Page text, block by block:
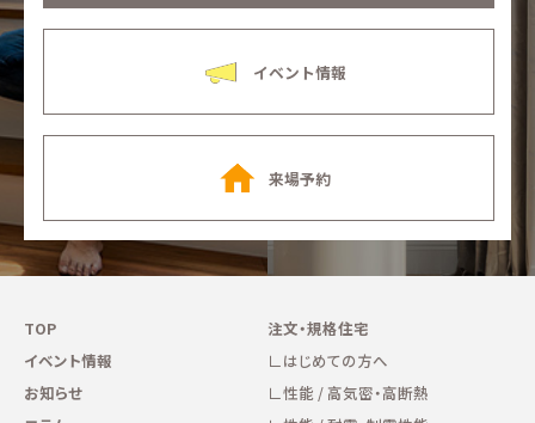
イベント情報
来場予約
TOP
イベント情報
お知らせ
注文・規格住宅
はじめての方へ
性能 / 高気密・高断熱